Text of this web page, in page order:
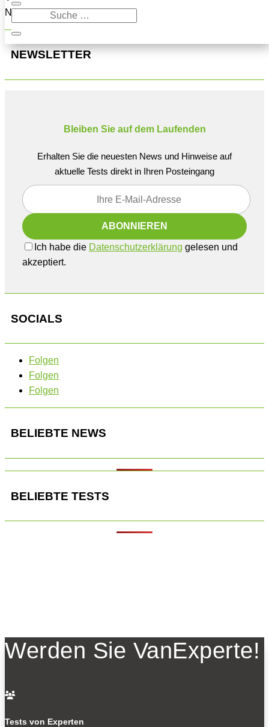
Navigation oben, um den Beitrag zu finden.
NEWSLETTER
Bleiben Sie auf dem Laufenden
Erhalten Sie die neuesten News und Hinweise auf
aktuelle Tests direkt in Ihren Posteingang
Ich habe die Datenschutzerklärung gelesen und
akzeptiert.
SOCIALS
Folgen
Folgen
Folgen
BELIEBTE NEWS
BELIEBTE TESTS
Werden Sie VanExperte!

Tests von Experten